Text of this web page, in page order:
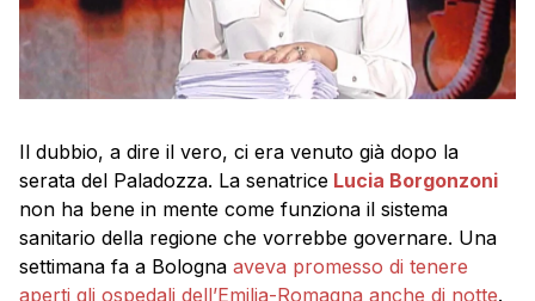
Il dubbio, a dire il vero, ci era venuto già dopo la
serata del Paladozza. La senatrice Lucia Borgonzoni
non ha bene in mente come funziona il sistema
sanitario della regione che vorrebbe governare. Una
settimana fa a Bologna aveva promesso di tenere
aperti gli ospedali dell’Emilia-Romagna anche di notte.